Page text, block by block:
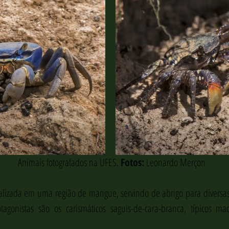
Animais fotografados na UFES. Fotos: Leonardo Merçon
em uma região de mangue, servindo de abrigo para
são os carismáticos saguis-de-cara-branca, típicos